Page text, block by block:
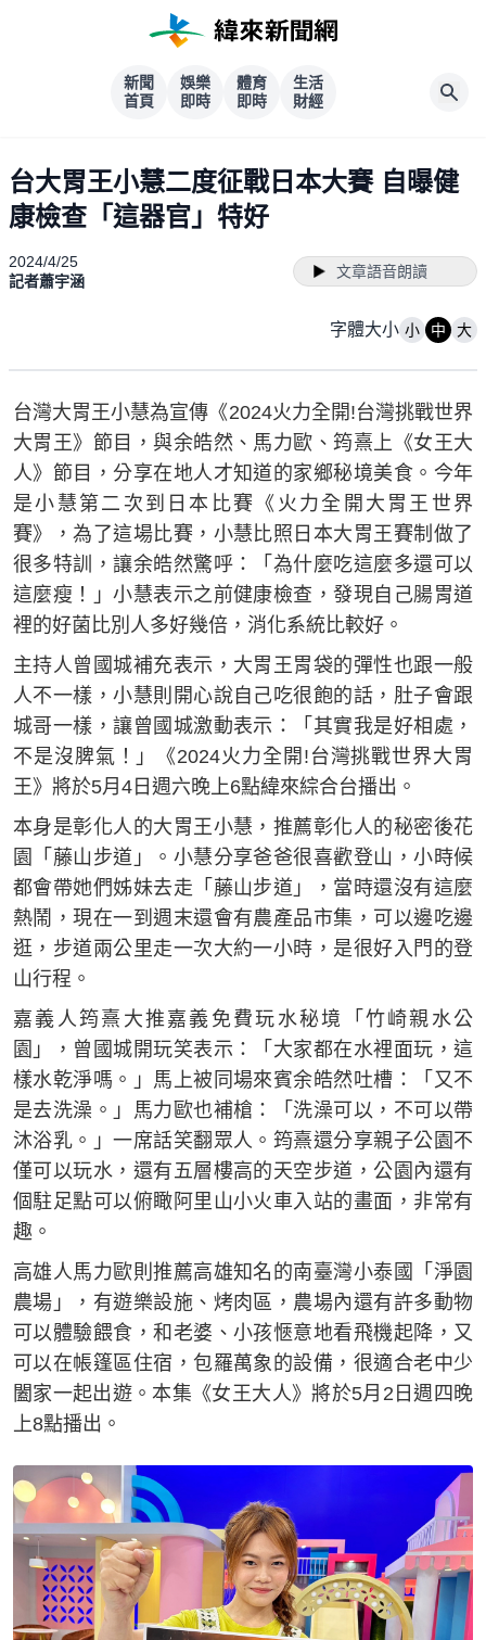
新聞
首頁
娛樂
即時
體育
即時
生活
財經
台大胃王小慧二度征戰日本大賽 自曝健
康檢查「這器官」特好
2024/4/25
記者蕭宇涵
文章語音朗讀
字體大小 小 中 大
台灣大胃王小慧為宣傳《2024火力全開!台灣挑戰世界
大胃王》節目，與余皓然、馬力歐、筠熹上《女王大
人》節目，分享在地人才知道的家鄉秘境美食。今年
是小慧第二次到日本比賽《火力全開大胃王世界
賽》，為了這場比賽，小慧比照日本大胃王賽制做了
很多特訓，讓余皓然驚呼：「為什麼吃這麼多還可以
這麼瘦！」小慧表示之前健康檢查，發現自己腸胃道
裡的好菌比別人多好幾倍，消化系統比較好。
主持人曾國城補充表示，大胃王胃袋的彈性也跟一般
人不一樣，小慧則開心說自己吃很飽的話，肚子會跟
城哥一樣，讓曾國城激動表示：「其實我是好相處，
不是沒脾氣！」《2024火力全開!台灣挑戰世界大胃
王》將於5月4日週六晚上6點緯來綜合台播出。
本身是彰化人的大胃王小慧，推薦彰化人的秘密後花
園「藤山步道」。小慧分享爸爸很喜歡登山，小時候
都會帶她們姊妹去走「藤山步道」，當時還沒有這麼
熱鬧，現在一到週末還會有農產品市集，可以邊吃邊
逛，步道兩公里走一次大約一小時，是很好入門的登
山行程。
嘉義人筠熹大推嘉義免費玩水秘境「竹崎親水公
園」，曾國城開玩笑表示：「大家都在水裡面玩，這
樣水乾淨嗎。」馬上被同場來賓余皓然吐槽：「又不
是去洗澡。」馬力歐也補槍：「洗澡可以，不可以帶
沐浴乳。」一席話笑翻眾人。筠熹還分享親子公園不
僅可以玩水，還有五層樓高的天空步道，公園內還有
個駐足點可以俯瞰阿里山小火車入站的畫面，非常有
趣。
高雄人馬力歐則推薦高雄知名的南臺灣小泰國「淨園
農場」，有遊樂設施、烤肉區，農場內還有許多動物
可以體驗餵食，和老婆、小孩愜意地看飛機起降，又
可以在帳篷區住宿，包羅萬象的設備，很適合老中少
闔家一起出遊。本集《女王大人》將於5月2日週四晚
上8點播出。